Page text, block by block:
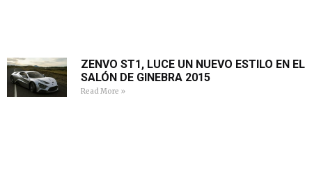
ZENVO ST1, LUCE UN NUEVO ESTILO EN EL
SALÓN DE GINEBRA 2015
Read More »